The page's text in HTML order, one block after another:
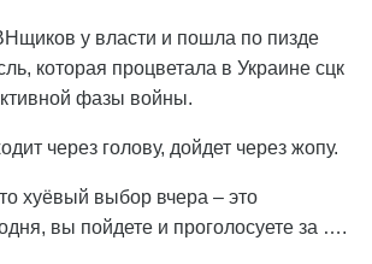
у власти и пошла по пизде
которая процветала в Украине сцк
фазы войны.
через голову, дойдет через жопу.
хуёвый выбор вчера – это
вы пойдете и проголосуете за ….